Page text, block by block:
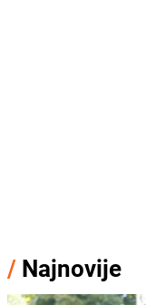
/ Najnovije